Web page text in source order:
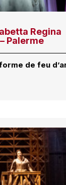
Regina
Palerme
de feu